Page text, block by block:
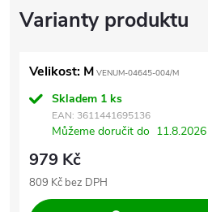
Velikost: M VENUM-04645-004/M
Skladem 1 ks
EAN: 3611441695136
Můžeme doručit do 11.8.2026
979 Kč
809 Kč bez DPH